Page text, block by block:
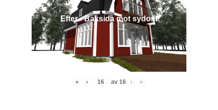
Efter - Baksida mot sydost
« ‹ av 16 › »